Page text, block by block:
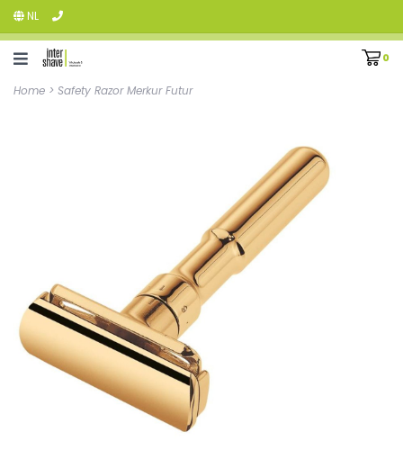
NL
0
Home > Safety Razor Merkur Futur